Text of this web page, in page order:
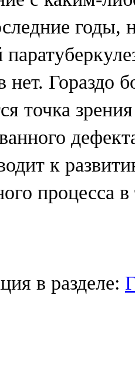
годы,
нет. Гораздо
точка
к
процесса
в разделе: